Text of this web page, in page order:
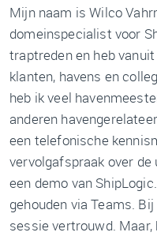
Mijn naam is Wilco
domeinspecialist voor
traptreden en heb
klanten, havens en
heb ik veel
anderen
een telefonische
vervolgafspraak over de
een demo van
gehouden via Teams.
sessie vertrouwd.